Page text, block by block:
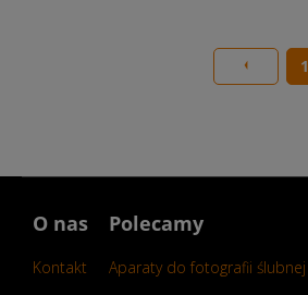
1
O nas
Kontakt
Polecamy
Aparaty do fotografii ślubnej